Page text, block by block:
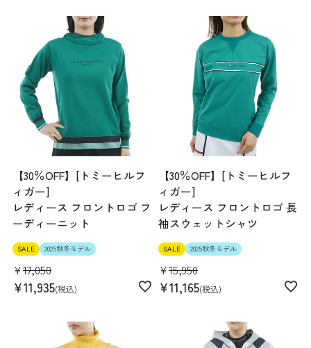
【30％OFF】[トミーヒルフ
ィガー]
レディース フロントロゴ フ
ーディーニット
SALE 2025秋冬モデル
¥17,050
¥11,935 税込
【30％OFF】[トミーヒルフ
ィガー]
レディース フロントロゴ 長
袖スウェットシャツ
SALE 2025秋冬モデル
¥15,950
¥11,165 税込